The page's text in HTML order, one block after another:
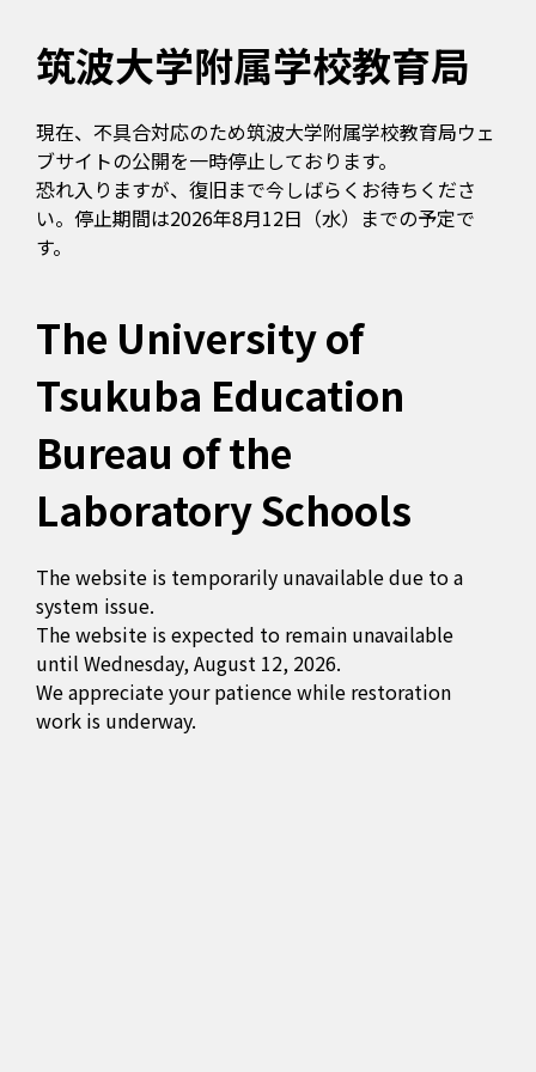
筑波大学附属学校教育局
現在、不具合対応のため筑波大学附属学校教育局ウェ
ブサイトの公開を一時停止しております。
恐れ入りますが、復旧まで今しばらくお待ちくださ
い。停止期間は2026年8月12日（水）までの予定で
す。
The University of
Tsukuba Education
Bureau of the
Laboratory Schools
The website is temporarily unavailable due to a
system issue.
The website is expected to remain unavailable
until Wednesday, August 12, 2026.
We appreciate your patience while restoration
work is underway.